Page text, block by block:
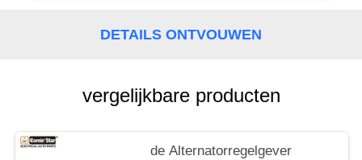
DETAILS ONTVOUWEN
vergelijkbare producten
de Alternatorregelgever